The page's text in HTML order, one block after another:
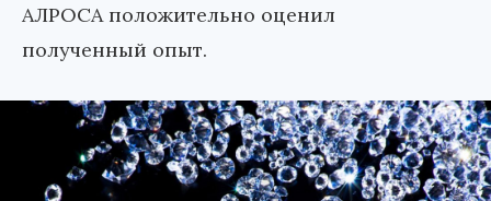
АЛРОСА положительно оценил
полученный опыт.